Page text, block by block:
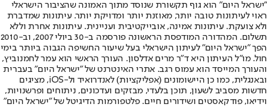
"ישראל היום" הוא גוף תקשורת שנוסד מתוך האמונה שהציבור הישראלי
ראוי לעיתונות טובה יותר, מאוזנת יותר ומדויקת יותר. עיתונות שמדברת
ולא צועקת. עיתונות אמינה, אובייקטיבית ועניינית. עיתונות אחרת וללא
תשלום. המהדורה המודפסת הראשונה פורסמה ב-30 ביולי 2007, וב-2010
הפך "ישראל היום" לעיתון הישראלי בעל שיעור החשיפה הגבוה ביותר בימי
חול. מו"ל העיתון היא ד"ר מרים אדלסון. העורך הראשי הוא עמר לחמנוביץ,
והעורך המייסד הוא עמוס רגב. אתרי האינטרנט של "ישראל היום" בעברית
ובאנגלית, כמו כן היישומונים (אפליקציות) לאנדרואיד ול-iOS, מציגים
חדשות מסביב לשעון, תוכן בלעדי, מבזקים ועדכונים, ניתוחים ופרשנויות,
וידיאו, פודקאסטים ושידורים חיים. פלטפורמות הדיגיטל של "ישראל היום"